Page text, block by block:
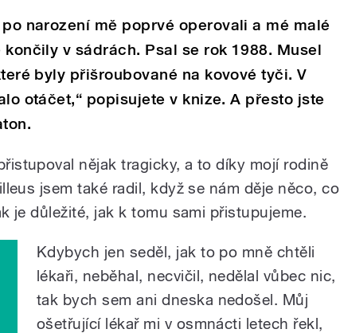
narození mě poprvé operovali a mé malé
v sádrách. Psal se rok 1988. Musel
byly přišroubované na kovové tyči. V
otáčet,“ popisujete v knize. A přesto jste
nějak tragicky, a to díky mojí rodině
jsem také radil, když se nám děje něco, co
je důležité, jak k tomu sami přistupujeme.
Kdybych jen seděl, jak to po mně chtěli
lékaři, neběhal, necvičil, nedělal vůbec nic,
tak bych sem ani dneska nedošel. Můj
ošetřující lékař mi v osmnácti letech řekl,